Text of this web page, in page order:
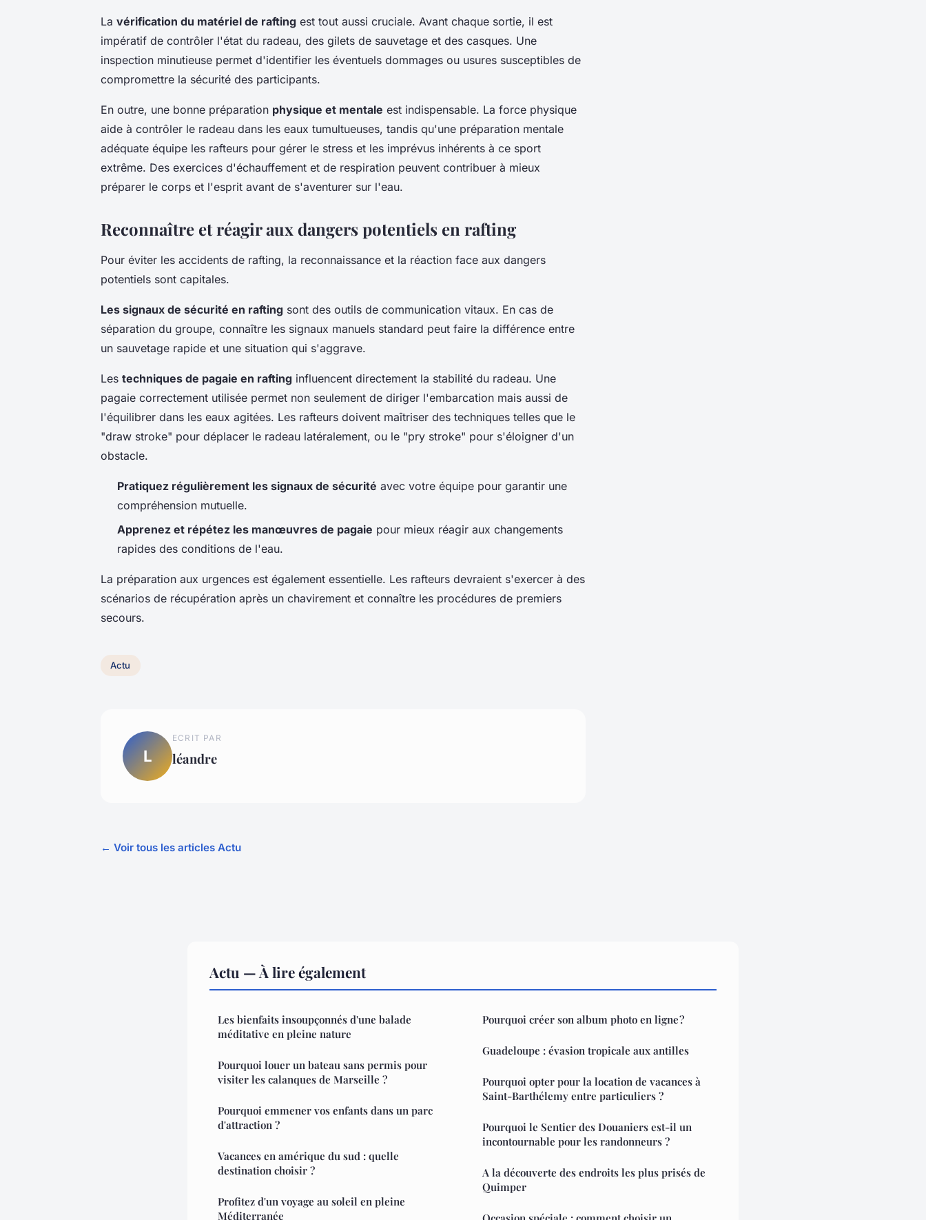
La vérification du matériel de rafting est tout aussi cruciale. Avant chaque sortie, il est
impératif de contrôler l'état du radeau, des gilets de sauvetage et des casques. Une
inspection minutieuse permet d'identifier les éventuels dommages ou usures susceptibles de
compromettre la sécurité des participants.
En outre, une bonne préparation physique et mentale est indispensable. La force physique
aide à contrôler le radeau dans les eaux tumultueuses, tandis qu'une préparation mentale
adéquate équipe les rafteurs pour gérer le stress et les imprévus inhérents à ce sport
extrême. Des exercices d'échauffement et de respiration peuvent contribuer à mieux
préparer le corps et l'esprit avant de s'aventurer sur l'eau.
Reconnaître et réagir aux dangers potentiels en rafting
Pour éviter les accidents de rafting, la reconnaissance et la réaction face aux dangers
potentiels sont capitales.
Les signaux de sécurité en rafting sont des outils de communication vitaux. En cas de
séparation du groupe, connaître les signaux manuels standard peut faire la différence entre
un sauvetage rapide et une situation qui s'aggrave.
Les techniques de pagaie en rafting influencent directement la stabilité du radeau. Une
pagaie correctement utilisée permet non seulement de diriger l'embarcation mais aussi de
l'équilibrer dans les eaux agitées. Les rafteurs doivent maîtriser des techniques telles que le
"draw stroke" pour déplacer le radeau latéralement, ou le "pry stroke" pour s'éloigner d'un
obstacle.
Pratiquez régulièrement les signaux de sécurité avec votre équipe pour garantir une
compréhension mutuelle.
Apprenez et répétez les manœuvres de pagaie pour mieux réagir aux changements
rapides des conditions de l'eau.
La préparation aux urgences est également essentielle. Les rafteurs devraient s'exercer à des
scénarios de récupération après un chavirement et connaître les procédures de premiers
secours.
Actu
L
ECRIT PAR
léandre
← Voir tous les articles Actu
Actu — À lire également
Les bienfaits insoupçonnés d'une balade
méditative en pleine nature
Pourquoi louer un bateau sans permis pour
visiter les calanques de Marseille ?
Pourquoi emmener vos enfants dans un parc
d'attraction ?
Vacances en amérique du sud : quelle
destination choisir ?
Profitez d'un voyage au soleil en pleine
Méditerranée
Pourquoi créer son album photo en ligne ?
Guadeloupe : évasion tropicale aux antilles
Pourquoi opter pour la location de vacances à
Saint-Barthélemy entre particuliers ?
Pourquoi le Sentier des Douaniers est-il un
incontournable pour les randonneurs ?
A la découverte des endroits les plus prisés de
Quimper